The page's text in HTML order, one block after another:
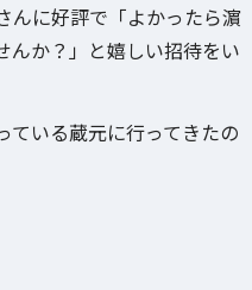
んに好評で「よかったら濵
んか？」と嬉しい招待をい
ている蔵元に行ってきたの